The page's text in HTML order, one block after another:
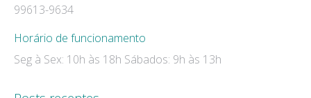
99613-9634
Horário de funcionamento
Seg à Sex: 10h às 18h Sábados: 9h às 13h